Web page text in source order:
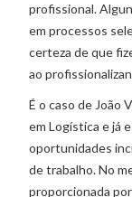
profissional.
em processos
certeza de que
ao
É o caso de João
em Logística e já
oportunidades
de trabalho. No
proporcionada